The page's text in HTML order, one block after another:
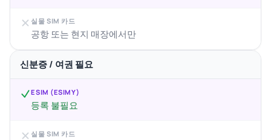
실물 SIM 카드
공항 또는 현지 매장에서만
신분증 / 여권 필요
ESIM (ESIMY)
등록 불필요
실물 SIM 카드